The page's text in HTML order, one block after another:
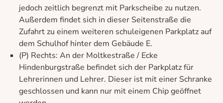
jedoch zeitlich begrenzt mit Parkscheibe zu nutzen.
Außerdem findet sich in dieser Seitenstraße die
Zufahrt zu einem weiteren schuleigenen Parkplatz auf
dem Schulhof hinter dem Gebäude E.
(P) Rechts: An der Moltkestraße / Ecke
Hindenburgstraße befindet sich der Parkplatz für
Lehrerinnen und Lehrer. Dieser ist mit einer Schranke
geschlossen und kann nur mit einem Chip geöffnet